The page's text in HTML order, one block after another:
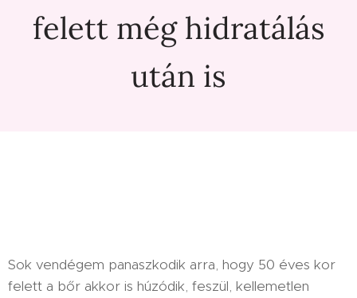
felett még hidratálás
után is
Sok vendégem panaszkodik arra, hogy 50 éves kor
felett a bőr akkor is húzódik, feszül, kellemetlen